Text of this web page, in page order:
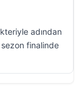
adından
finalinde